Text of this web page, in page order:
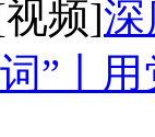
视频]深
”丨